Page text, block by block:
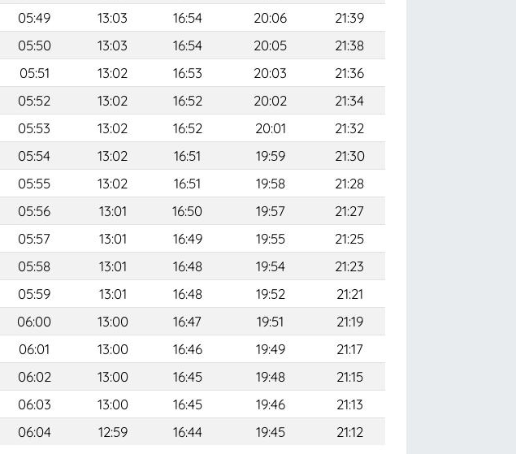
05:49 13:03 16:54 20:06
21:39
05:50 13:03 16:54 20:05
21:38
05:51 13:02 16:53 20:03
21:36
05:52 13:02 16:52 20:02
21:34
05:53 13:02 16:52 20:01
21:32
05:54 13:02 16:51 19:59
21:30
05:55 13:02 16:51 19:58
21:28
05:56 13:01 16:50 19:57
21:27
05:57 13:01 16:49 19:55
21:25
05:58 13:01 16:48 19:54
21:23
05:59 13:01 16:48 19:52
21:21
06:00 13:00 16:47 19:51
21:19
06:01 13:00 16:46 19:49
21:17
06:02 13:00 16:45 19:48
21:15
06:03 13:00 16:45 19:46
21:13
06:04 12:59 16:44 19:45 21:12